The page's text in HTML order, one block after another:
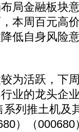
局金融板块
本周百元高
低自身风险
活跃，下
业的龙头企
系列推土机及
）（